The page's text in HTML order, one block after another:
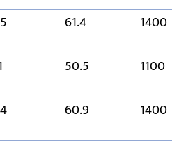
61.4 1400
50.5 1100
60.9 1400